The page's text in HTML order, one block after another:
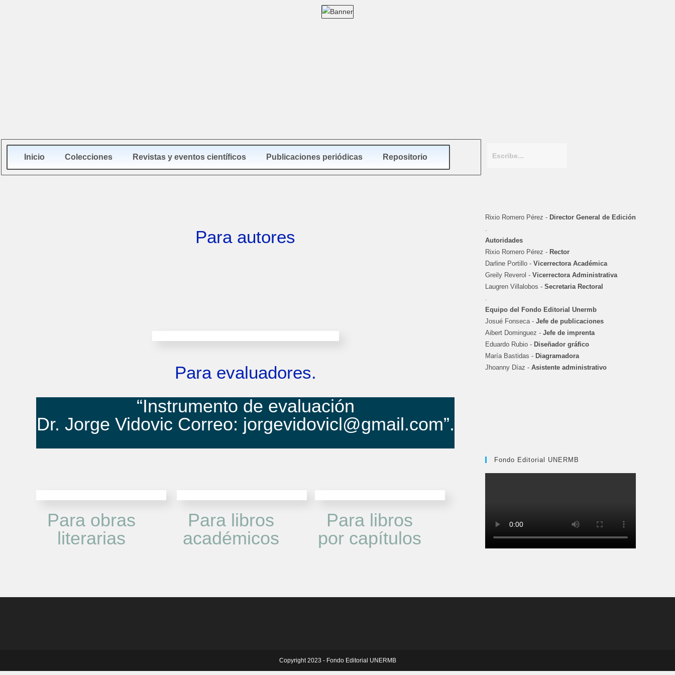
Inicio Colecciones Revistas y eventos científicos Publicaciones periódicas Repositorio
Para autores
Para evaluadores.
“Instrumento de evaluación
Dr. Jorge Vidovic Correo: jorgevidovicl@gmail.com”.
Para obras
literarias
Para libros
académicos
Para libros
por capítulos
Rixio Romero Pérez - Director General de Edición
.
Autoridades
Rixio Romero Pérez - Rector
Darline Portillo - Vicerrectora Académica
Greily Reverol - Vicerrectora Administrativa
Laugren Villalobos - Secretaria Rectoral
.
Equipo del Fondo Editorial Unermb
Josué Fonseca - Jefe de publicaciones
Aibert Dominguez - Jefe de imprenta
Eduardo Rubio - Diseñador gráfico
María Bastidas - Diagramadora
Jhoanny Díaz - Asistente administrativo
Fondo Editorial UNERMB
Copyright 2023 - Fondo Editorial UNERMB